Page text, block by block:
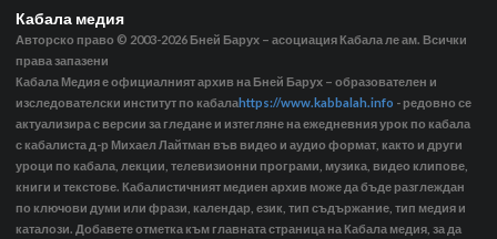
Кабала медия
Авторско право © 2003-2026 Бней Барух – асоциация Кабала ле ам. Всички
права запазени
Кабала Медия е официалният архив на Бней Барух – образователен и
изследователски институт по кабалаhttps://www.kabbalah.info - редовно се
актуализира с версии за гледане и изтегляне на ежедневния урок по кабала
с кабалиста д-р Михаел Лайтман във видео и аудио формат, както и други
уроци по кабала, лекции, телевизионни програми, музика, видео клипове,
книги и текстове. Кабалистичният медиен архив може да бъде разглеждан
по ключови думи или фрази, календар, език, тип съдържание, тип медия и
каталози. Добавете отметка към главната страница на Кабала медия, за да